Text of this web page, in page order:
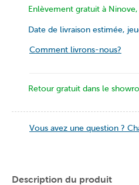
Enlèvement gratuit à
Date de livraison estimée,
Comment livrons-nous?
Retour gratuit dans le
Vous avez une question ?
Description du produit